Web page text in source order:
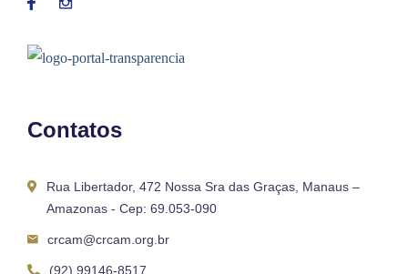
Contatos
Rua Libertador, 472 Nossa Sra das Graças, Manaus –
Amazonas - Cep: 69.053-090
crcam@crcam.org.br
(92) 99146-8517